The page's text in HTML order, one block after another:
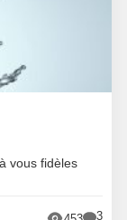
vous fidèles
3